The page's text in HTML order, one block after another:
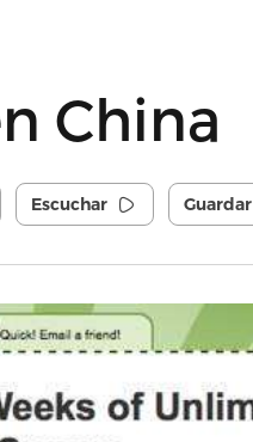
China
Escuchar Guardar